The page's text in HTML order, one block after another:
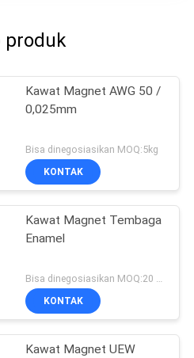
produk
Kawat Magnet AWG 50 /
0,025mm
Bisa dinegosiasikan MOQ:5kg
KONTAK
Kawat Magnet Tembaga
Enamel
KONTAK
Kawat Magnet UEW